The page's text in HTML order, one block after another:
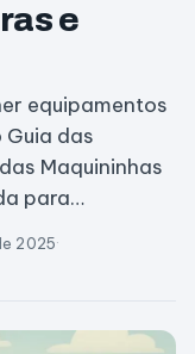
e
equipamentos
Guia das
Maquininhas
para…
2025·